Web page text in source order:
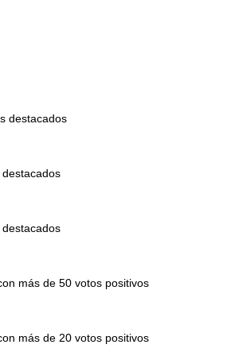
destacados
más de 50 votos positivos
más de 20 votos positivos